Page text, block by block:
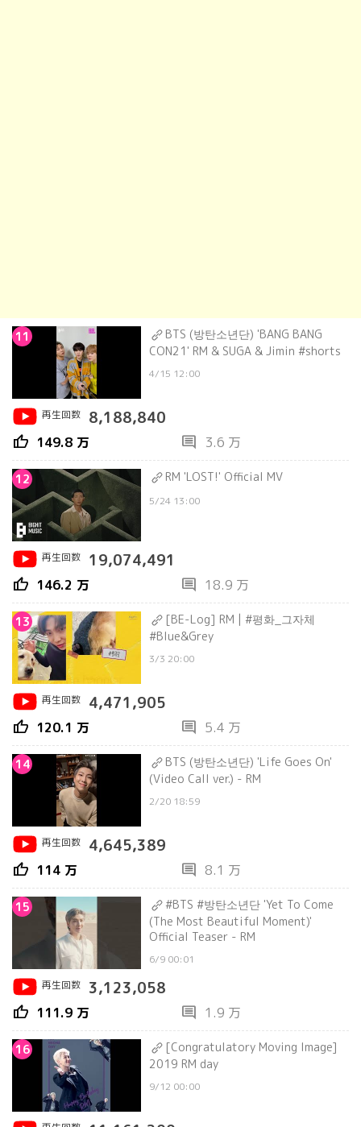
11
BTS (방탄소년단) 'BANG BANG
CON21' RM & SUGA & Jimin #shorts
4/15 12:00
再生回数 8,188,840
thumb_up 149.8 万 comment 3.6 万
12 RM 'LOST!' Official MV
5/24 13:00
再生回数 19,074,491
thumb_up 146.2 万 comment 18.9 万
13
[BE-Log] RM | #평화_그자체
#Blue&Grey
3/3 20:00
再生回数 4,471,905
thumb_up 120.1 万 comment 5.4 万
14
BTS (방탄소년단) 'Life Goes On'
(Video Call ver.) - RM
2/20 18:59
再生回数 4,645,389
thumb_up 114 万 comment 8.1 万
15
#BTS #방탄소년단 'Yet To Come
(The Most Beautiful Moment)'
Official Teaser - RM
6/9 00:01
再生回数
3,123,058
thumb_up 111.9 万 comment 1.9 万
16
[Congratulatory Moving Image]
2019 RM day
9/12 00:00